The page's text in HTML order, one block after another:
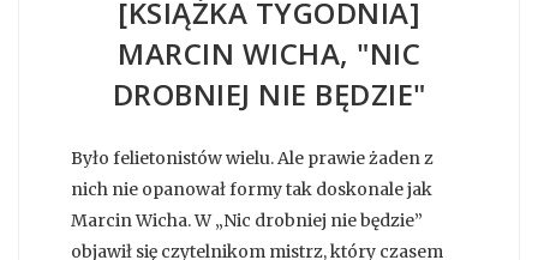
[KSIĄŻKA TYGODNIA]
MARCIN WICHA, "NIC
DROBNIEJ NIE BĘDZIE"
Było felietonistów wielu. Ale prawie żaden z
nich nie opanował formy tak doskonale jak
Marcin Wicha. W „Nic drobniej nie będzie”
objawił się czytelnikom mistrz, który czasem